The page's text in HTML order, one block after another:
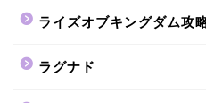
ライズオブキングダム攻
ラグナド